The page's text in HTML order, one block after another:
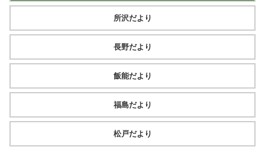
所沢だより
長野だより
飯能だより
福島だより
松戸だより